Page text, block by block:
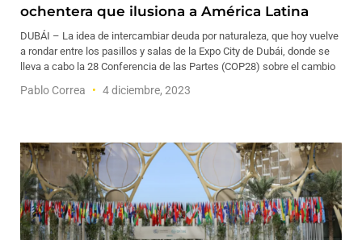
ochentera que ilusiona a América Latina
DUBÁI – La idea de intercambiar deuda por naturaleza, que hoy vuelve
a rondar entre los pasillos y salas de la Expo City de Dubái, donde se
lleva a cabo la 28 Conferencia de las Partes (COP28) sobre el cambio
Pablo Correa 4 diciembre, 2023